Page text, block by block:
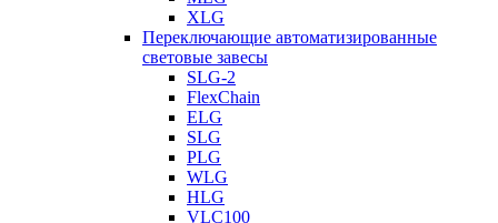
XLG
Переключающие автоматизированные
световые завесы
SLG-2
FlexChain
ELG
SLG
PLG
WLG
HLG
VLC100